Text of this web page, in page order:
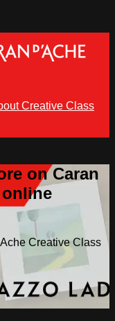
Creative Class
on Caran
online
Creative Class